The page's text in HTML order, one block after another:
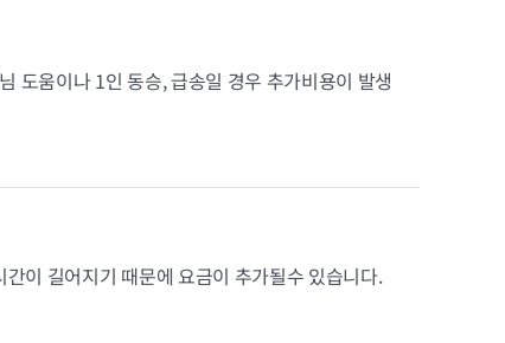
도움이나 1인 동승, 급송일 경우 추가비용이 발생
이 길어지기 때문에 요금이 추가될수 있습니다.